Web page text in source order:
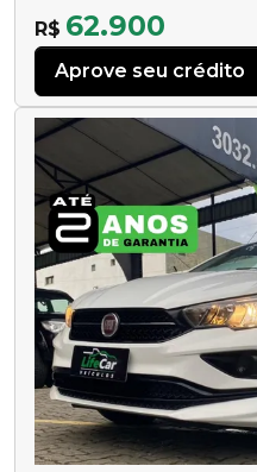
R$ 62.900
Aprove seu crédito